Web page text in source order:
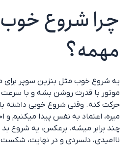
چرا شروع خوب
مهمه؟
یه شروع خوب مثل بنزین سوپر
موتور با قدرت روشن بشه و با
حرکت کنه. وقتی شروع خوبی داشته
میره، اعتماد به نفس پیدا میکنیم و
چند برابر میشه. برعکس، یه شروع
ناامیدی، دلسردی و در نهایت،